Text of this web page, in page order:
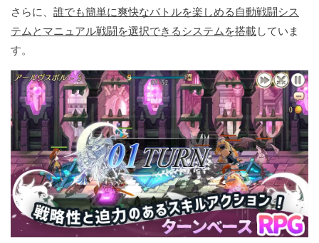
さらに、 誰でも簡単に爽快なバトルを楽しめる自動戦闘シス
テムとマニュアル戦闘を選択できるシステムを搭載していま
す。